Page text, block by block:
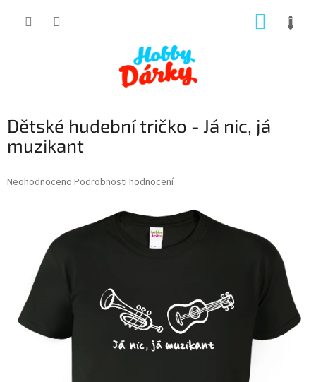
Dětské hudební tričko - Já nic, já
muzikant
Průměrné
hvězdiček.
Neohodnoceno Podrobnosti hodnocení